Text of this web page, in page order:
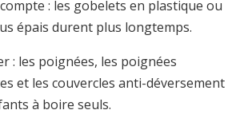
: les gobelets en plastique ou
épais durent plus longtemps.
: les poignées, les poignées
et les couvercles anti-déversement
à boire seuls.